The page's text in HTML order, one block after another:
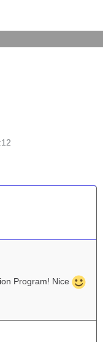
Program! Nice